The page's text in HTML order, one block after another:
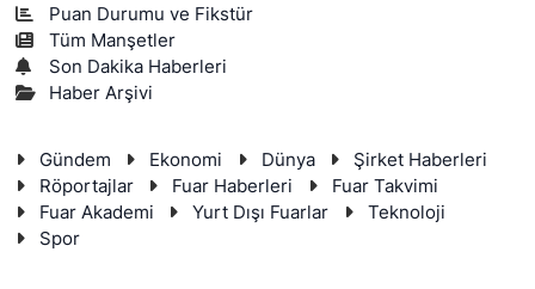
Puan Durumu ve Fikstür
Tüm Manşetler
Son Dakika Haberleri
Haber Arşivi
Gündem Ekonomi Dünya
Şirket Haberleri
Röportajlar
Fuar Haberleri
Fuar Takvimi
Fuar Akademi
Yurt Dışı Fuarlar
Teknoloji
Spor